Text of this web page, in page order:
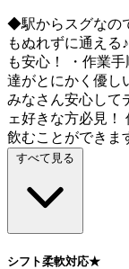
◆駅からスグなの
もぬれずに通え
も安心！ ・作業
達がとにかく優し
みなさん安心して
ェ好きな方必見！
飲むことができま
すべて見る
シフト柔軟対応★